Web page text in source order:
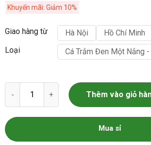
Khuyến mãi: Giảm 10%
Giao hàng từ Hà Nội
Hồ Chí Minh
Loại
Cá Trắm Đen Một Nắng
Cá Trắm Đen Một Nắng số lượng
Thêm vào giỏ
Mua sỉ